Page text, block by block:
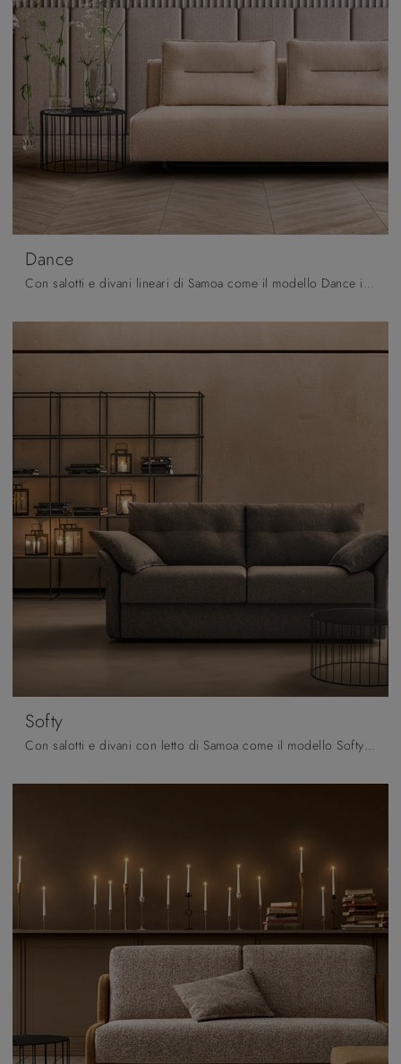
Dance
Con salotti e divani lineari di Samoa come il modello Dance in tessuto, potrai ultimare il tuo concept d'arredo.
Softy
Con salotti e divani con letto di Samoa come il modello Softy in tessuto, potrai completare il tuo concept d'arredo.